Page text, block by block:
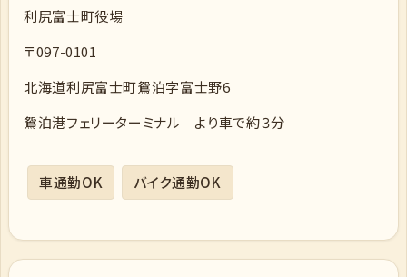
利尻富士町役場
〒097-0101
北海道利尻富士町鴛泊字富士野6
鴛泊港フェリーターミナル より車で約３分
車通勤OK バイク通勤OK